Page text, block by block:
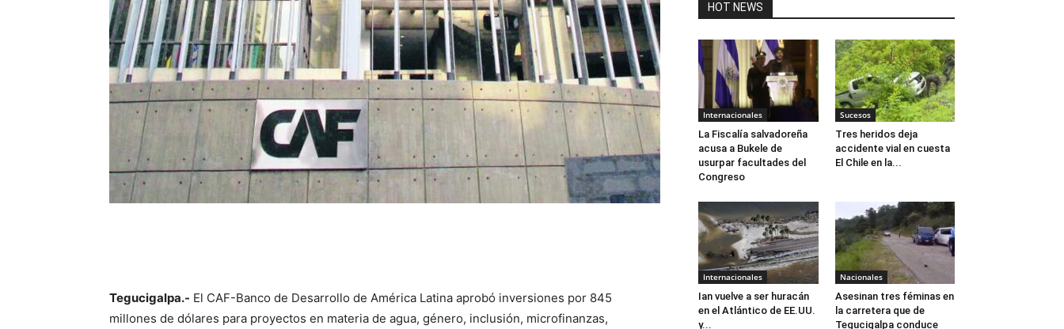
Tegucigalpa.- El CAF-Banco de Desarrollo de América Latina aprobó inversiones por 845
millones de dólares para proyectos en materia de agua, género, inclusión, microfinanzas,
HOT NEWS
Internacionales
La Fiscalía salvadoreña
acusa a Bukele de
usurpar facultades del
Congreso
Sucesos
Tres heridos deja
accidente vial en cuesta
El Chile en la...
Internacionales
Ian vuelve a ser huracán
en el Atlántico de EE.UU.
y...
Nacionales
Asesinan tres féminas en
la carretera que de
Tegucigalpa conduce